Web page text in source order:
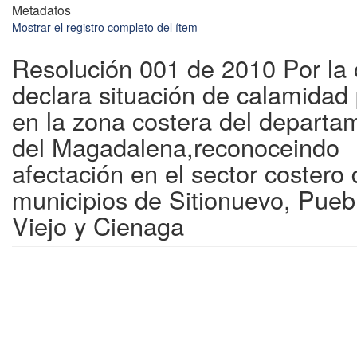
Metadatos
Mostrar el registro completo del ítem
Resolución 001 de 2010 Por la
declara situación de calamidad
en la zona costera del
del Magadalena,reconoceindo
afectación en el sector costero
municipios de Sitionuevo,
Viejo y Cienaga